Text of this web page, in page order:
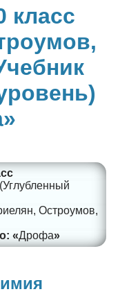
класс
Остроумов,
Дрофа